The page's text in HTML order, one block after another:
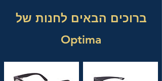
ברוכים הבאים לחנות של
Optima